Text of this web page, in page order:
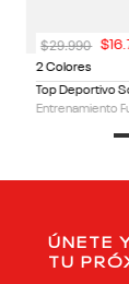
2 Colores
Top Deportivo
Entrenamiento
$29.990 $ 16.
ÚNETE
TU